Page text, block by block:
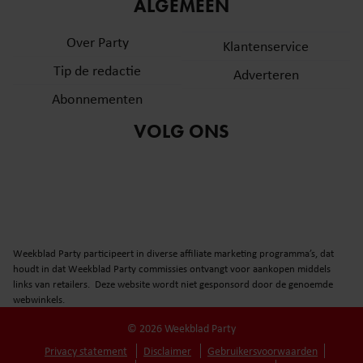
partners kunnen deze gegevens combineren met andere
verzameld op basis van uw gebruik van hun services. U
gaat akkoord met onze cookies als u onze website blijft
ALGEMEEN
Over Party
Tip de redactie
Abonnementen
Klantenservice
Adverteren
VOLG ONS
Weekblad Party participeert in diverse affiliate marketing programma’s, dat
houdt in dat Weekblad Party commissies ontvangt voor aankopen middels
links van retailers. Deze website wordt niet gesponsord door de genoemde
webwinkels.
© 2026 Weekblad Party
Privacy statement
Disclaimer
Gebruikersvoorwaarden